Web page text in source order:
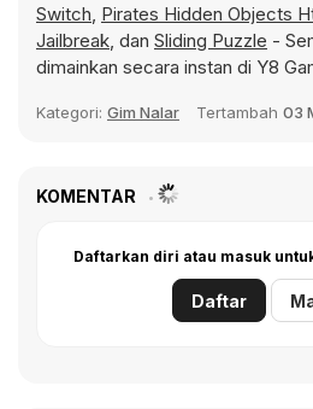
Switch, Pirates Hidden Objects
Jailbreak, dan Sliding Puzzle -
dimainkan secara instan di Y8
Kategori: Gim Nalar Tertambah 03
KOMENTAR
Daftarkan diri atau masuk
Daftar